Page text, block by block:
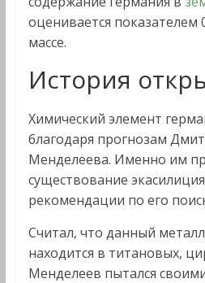
оценивается показателем
массе.
История
Химический элемент
благодаря прогнозам
Менделеева. Именно им
существование
рекомендации по его
Считал, что данный
находится в титановых,
Менделеев пытался